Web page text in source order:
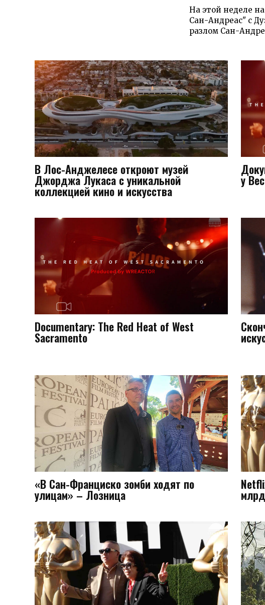
На этой неделе
Сан-Андреас" с
разлом Сан-
В Лос-Анджелесе откроют музей
Джорджа Лукаса с уникальной
коллекцией кино и искусства
у
Documentary: The Red Heat of West
Sacramento
«В Сан-Франциско зомби ходят по
улицам» – Лозницa млрд